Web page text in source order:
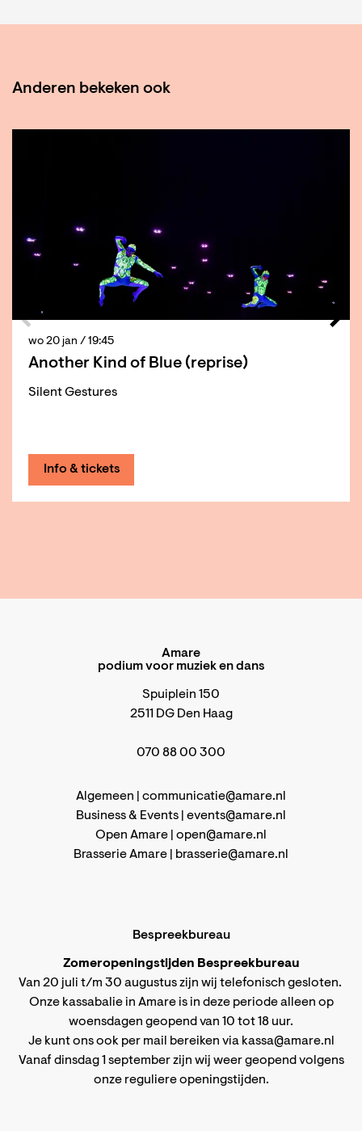
Anderen bekeken ook
Another Kind of Blue (reprise)
Silent Gestures
wo 20 jan / 19:45
Info & tickets
Amare
podium voor muziek en dans
Spuiplein 150
2511 DG Den Haag
070 88 00 300
Algemeen | communicatie@amare.nl
Business & Events | events@amare.nl
Open Amare | open@amare.nl
Brasserie Amare |
brasserie@amare.nl
Bespreekbureau
Zomeropeningstijden Bespreekbureau
Van 20 juli t/m 30 augustus zijn wij telefonisch gesloten.
Onze kassabalie in Amare is in deze periode alleen op
woensdagen geopend van 10 tot 18 uur.
Je kunt ons ook per mail bereiken via kassa@amare.nl
Vanaf dinsdag 1 september zijn wij weer geopend volgens
onze reguliere openingstijden.